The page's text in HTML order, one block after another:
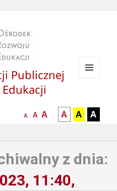
Publicznej
mniejsza
A
normalna
A
większa-
czcionka
A
kontrast
czarny
białym
A
kontrast
czarny
zółtym
A
żółty
A
z dnia:
11:40,